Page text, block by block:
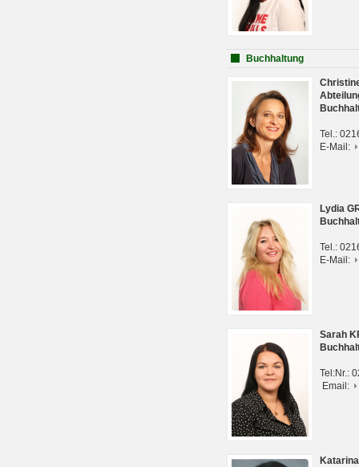
Buchhaltung
Tel.:
E-Mail:
Lydia
Tel.:
E-Mail:
Sarah
Tel:Nr.:
Email: